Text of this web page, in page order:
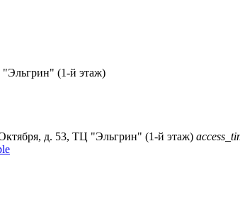
"Эльгрин" (1-й этаж)
д. 53, ТЦ "Эльгрин" (1-й этаж)